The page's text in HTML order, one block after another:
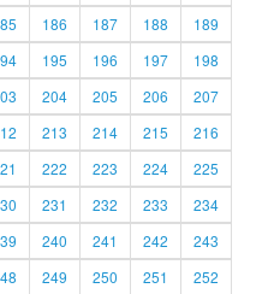
186 187 188
189
195 196 197
198
204 205 206
207
213 214 215
216
222 223 224
225
231 232 233
234
240 241 242
243
249 250 251 252